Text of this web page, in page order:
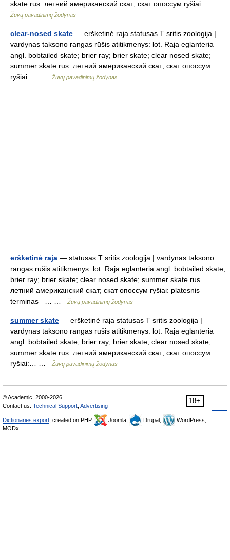
skate rus. летний американский скат; скат опоссум ryšiai:… …
Žuvų pavadinimų žodynas
clear-nosed skate — eršketinė raja statusas T sritis zoologija |
vardynas taksono rangas rūšis atitikmenys: lot. Raja eglanteria
angl. bobtailed skate; brier ray; brier skate; clear nosed skate;
summer skate rus. летний американский скат; скат опоссум
ryšiai:… …
Žuvų pavadinimų žodynas
eršketinė raja — statusas T sritis zoologija | vardynas taksono
rangas rūšis atitikmenys: lot. Raja eglanteria angl. bobtailed skate;
brier ray; brier skate; clear nosed skate; summer skate rus.
летний американский скат; скат опоссум ryšiai: platesnis
terminas –… …
Žuvų pavadinimų žodynas
summer skate — eršketinė raja statusas T sritis zoologija |
vardynas taksono rangas rūšis atitikmenys: lot. Raja eglanteria
angl. bobtailed skate; brier ray; brier skate; clear nosed skate;
summer skate rus. летний американский скат; скат опоссум
ryšiai:… …
Žuvų pavadinimų žodynas
18+
© Academic, 2000-2026
Contact us: Technical Support Advertising
Dictionaries export , created on PHP, Joomla, Drupal,
WordPress,
MODx.